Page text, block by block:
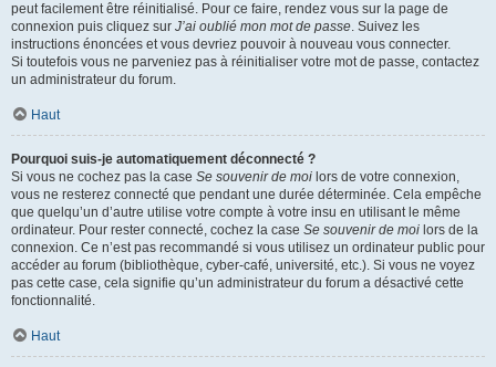
peut facilement être réinitialisé. Pour ce faire, rendez vous sur la page de
connexion puis cliquez sur J’ai oublié mon mot de passe. Suivez les
instructions énoncées et vous devriez pouvoir à nouveau vous connecter.
Si toutefois vous ne parveniez pas à réinitialiser votre mot de passe, contactez
un administrateur du forum.
Haut
Pourquoi suis-je automatiquement déconnecté ?
Si vous ne cochez pas la case Se souvenir de moi lors de votre connexion,
vous ne resterez connecté que pendant une durée déterminée. Cela empêche
que quelqu’un d’autre utilise votre compte à votre insu en utilisant le même
ordinateur. Pour rester connecté, cochez la case Se souvenir de moi lors de la
connexion. Ce n’est pas recommandé si vous utilisez un ordinateur public pour
accéder au forum (bibliothèque, cyber-café, université, etc.). Si vous ne voyez
pas cette case, cela signifie qu’un administrateur du forum a désactivé cette
fonctionnalité.
Haut